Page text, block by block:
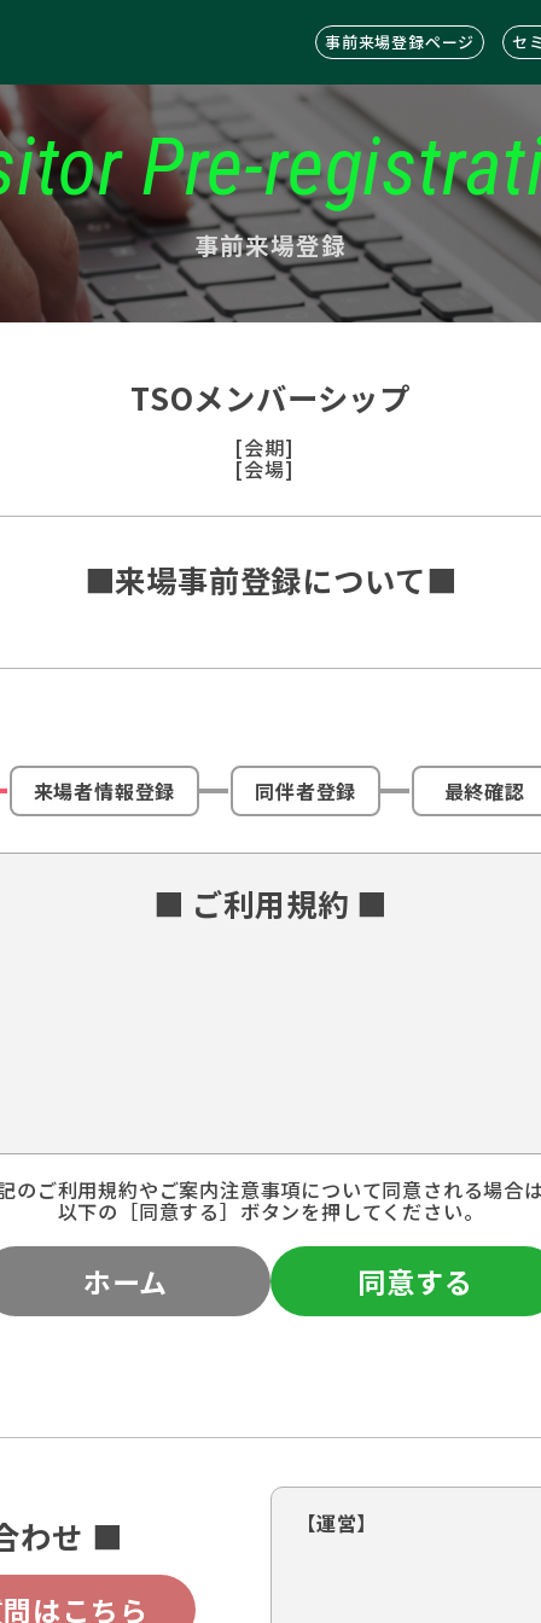
事前来場登録ページ セ
Pre-
事前来場登録
TSOメンバーシップ
[会期]
[会場]
■来場事前登録について■
来場者情報登録 同伴者登録 最終確認
■ ご利用規約 ■
のご利用規約やご案内注意事項について同意される場合
以下の［同意する］ボタンを押してください。
ホーム 同意する
わせ ■
はこちら
【運営】